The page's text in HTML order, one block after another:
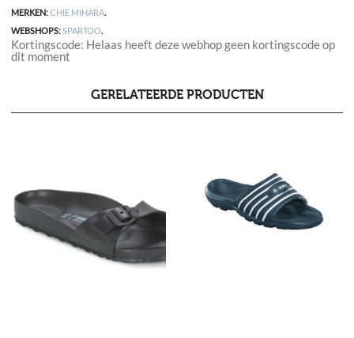
MERKEN:CHIE MIHARA.
WEBSHOPS:SPARTOO.
Kortingscode: Helaas heeft deze webhop geen kortingscode op
dit moment
GERELATEERDE PRODUCTEN